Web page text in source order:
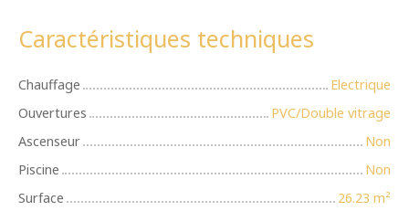
Caractéristiques techniques
Chauffage
Electrique
Ouvertures
PVC/Double vitrage
Ascenseur
Non
Piscine
Non
Surface
26.23 m²